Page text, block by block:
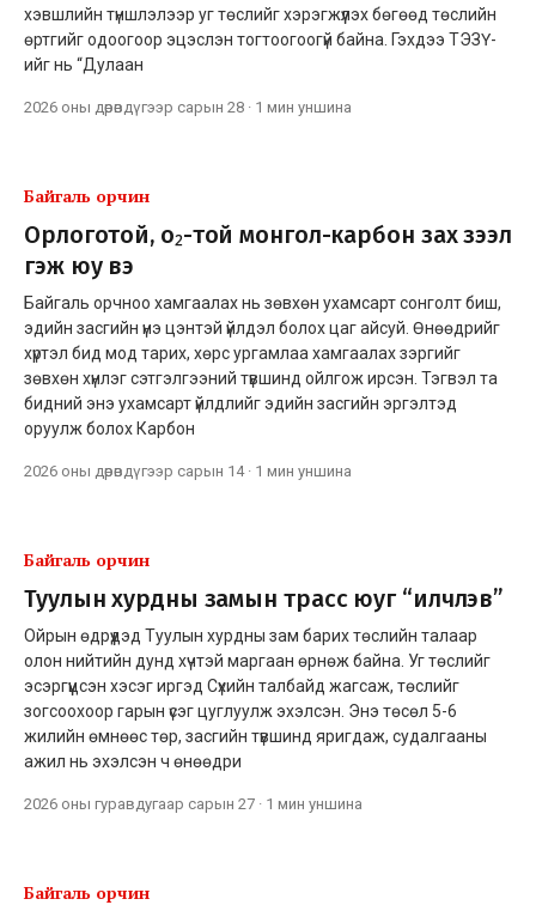
хэвшлийн түншлэлээр уг төслийг хэрэгжүүлэх бөгөөд төслийн
өртгийг одоогоор эцэслэн тогтоогоогүй байна. Гэхдээ ТЭЗҮ-
ийг нь “Дулаан
2026 оны дөрөвдүгээр сарын 28 · 1 мин уншина
Байгаль орчин
Орлоготой, o₂-тoй монгол-карбон зах зээл
гэж юу вэ
Байгаль орчноо хамгаалах нь зөвхөн ухамсарт сонголт биш,
эдийн засгийн үнэ цэнтэй үйлдэл болох цаг айсуй. Өнөөдрийг
хүртэл бид мод тарих, хөрс ургамлаа хамгаалах зэргийг
зөвхөн хүнлэг сэтгэлгээний түвшинд ойлгож ирсэн. Тэгвэл та
бидний энэ ухамсарт үйлдлийг эдийн засгийн эргэлтэд
оруулж болох Карбон
2026 оны дөрөвдүгээр сарын 14· 1 мин уншина
Байгаль орчин
Туулын хурдны замын трасс юуг “илчлэв”
Ойрын өдрүүдэд Туулын хурдны зам барих төслийн талаар
олон нийтийн дунд хүчтэй маргаан өрнөж байна. Уг төслийг
эсэргүүцсэн хэсэг иргэд Сүхийн талбайд жагсаж, төслийг
зогсоохоор гарын үсэг цуглуулж эхэлсэн. Энэ төсөл 5-6
жилийн өмнөөс төр, засгийн түвшинд яригдаж, судалгааны
ажил нь эхэлсэн ч өнөөдри
2026 оны гуравдугаар сарын 27 · 1 мин уншина
Байгаль орчин